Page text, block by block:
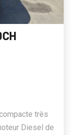
très
Diesel de